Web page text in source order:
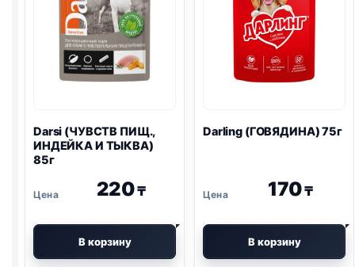
Darsi (ЧУВСТВ ПИЩ.,
ИНДЕЙКА И ТЫКВА)
85г
220₸
В корзину
Darling (ГОВЯДИНА) 75г
170₸
В корзину